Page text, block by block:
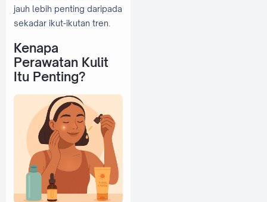
jauh lebih penting daripada
sekadar ikut-ikutan tren.
Kenapa
Perawatan Kulit
Itu Penting?